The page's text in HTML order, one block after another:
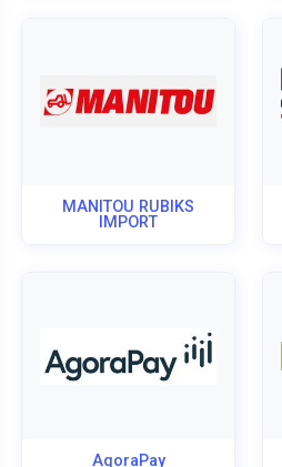
MANITOU RUBIKS
IMPORT
AgoraPay